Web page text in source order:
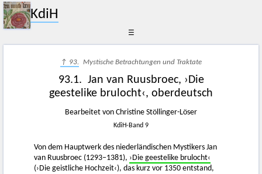
KdiH
☰
↑ 93. Mystische Betrachtungen und Traktate
93.1. Jan van Ruusbroec, ›Die
geestelike brulocht‹, oberdeutsch
Bearbeitet von Christine Stöllinger-Löser
KdiH-Band 9
Von dem Hauptwerk des niederländischen Mystikers Jan
van Ruusbroec (1293−1381), ›Die geestelike brulocht‹
(›Die geistliche Hochzeit‹), das kurz vor 1350 entstand,